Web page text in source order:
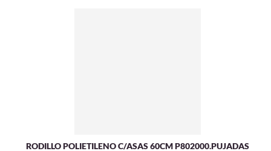
RODILLO POLIETILENO C/ASAS 60CM P802000.PUJADAS